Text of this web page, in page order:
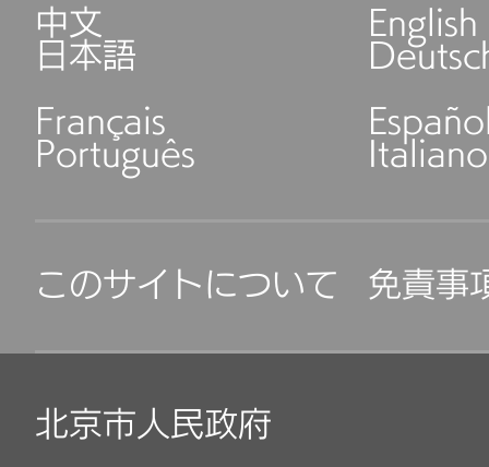
中文 English
日本語
Français
Português Italiano
このサイトについて 免責事
北京市人民政府